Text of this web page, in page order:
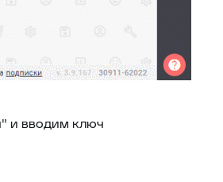
и вводим ключ